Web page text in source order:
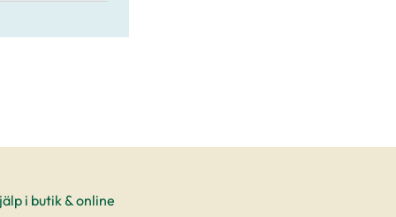
i butik & online